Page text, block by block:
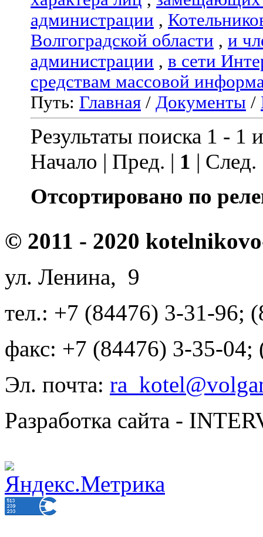
администрации ,
Волгоградской области , и
администрации , в сети
средствам массовой
Путь: Главная / Документы /
Результаты поиска 1 - 1
Начало | Пред. | 1 |
Отсортировано по
© 2011 - 2020
ул. Ленина, 9
тел.: +7 (84476) 3-31-96;
факс: +7 (84476) 3-35-04;
Эл. почта:
Разработка сайта -